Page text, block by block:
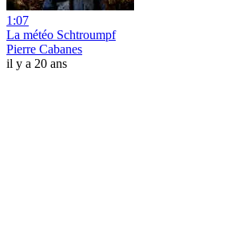
1:07
La météo Schtroumpf
Pierre Cabanes
il y a 20 ans